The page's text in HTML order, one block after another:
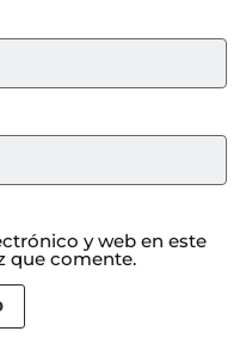
y web en este
que comente.